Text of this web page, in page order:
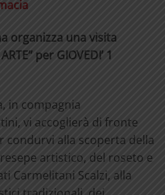
organizza una visita
per GIOVEDI’ 1
in compagnia
vi accoglierà di fronte
condurvi alla scoperta della
artistico, del roseto e
Carmelitani Scalzi, alla